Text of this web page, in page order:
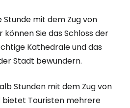
Stunde mit dem Zug von
Sie das Schloss der
Kathedrale und das
Stadt bewundern.
Stunden mit dem Zug von
Touristen mehrere